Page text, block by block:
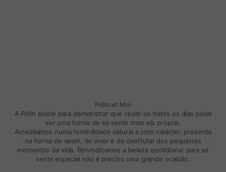
Polín et Moi
A Polin existe para demonstrar que vestir-se todos os dias pode
ser uma forma de se sentir mais ela própria.
Acreditamos numa feminilidade natural e com carácter, presente
na forma de vestir, de viver e de desfrutar dos pequenos
momentos da vida. Reivindicamos a beleza quotidiana: para se
sentir especial não é preciso uma grande ocasião.